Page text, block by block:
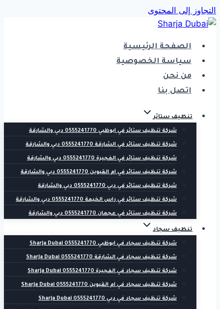
التجاوز إلى المحتوى
الصفحة الرئيسية
سياسة الخصوصية
من نحن
اتصل بنا
تنظيف ستائر
شركة تنظيف ستائر في ابوظبي 0555241770 دبي والشارقة
شركة تنظيف ستائر في الشارقة 0555241770 دبي والشارقة
شركة تنظيف ستائر في الفجيرة 0555241770 دبي والشارقة
شركة تنظيف ستائر في ام القيوين 0555241770 دبي والشارقة
شركة تنظيف ستائر في دبي 0555241770 دبي والشارقة
شركة تنظيف ستائر في راس الخيمة 0555241770 دبي والشارقة
شركة تنظيف ستائر في عجمان 0555241770 دبي والشارقة
تنظيف سجاد
شركة تنظيف سجاد في ابوظبي 0555241770 Sharja Dubai
شركة تنظيف سجاد في الشارقة 0555241770 Sharja Dubai
شركة تنظيف سجاد في الفجيرة 0555241770 Sharja Dubai
شركة تنظيف سجاد في ام القيوين 0555241770 Sharja Dubai
شركة تنظيف سجاد في دبي 0555241770 Sharja Dubai